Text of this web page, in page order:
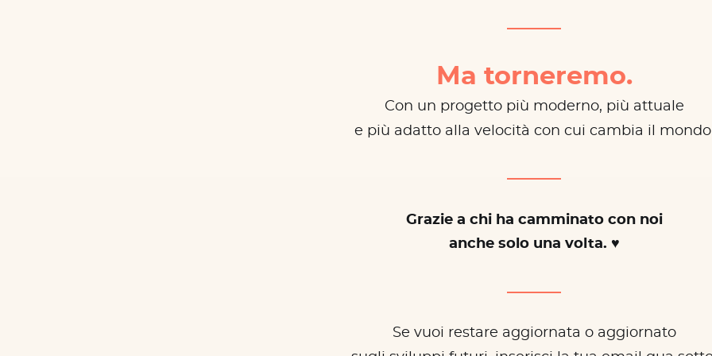
Ma torneremo.
Con un progetto più moderno, più attuale
e più adatto alla velocità con cui cambia il
Grazie a chi ha camminato con noi
anche solo una volta. ♥
Se vuoi restare aggiornata o aggiornato